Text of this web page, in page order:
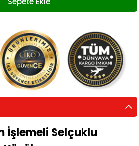
İşlemeli Selçuklu